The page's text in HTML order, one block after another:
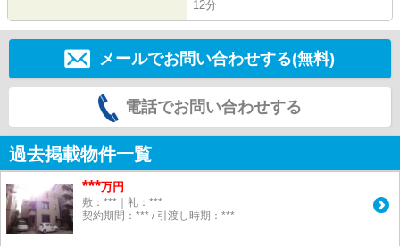
12分
メールでお問い合わせする(無料)
電話でお問い合わせする
過去掲載物件一覧
***万円
敷：***｜礼：***
契約期間：*** / 引渡し時期：***